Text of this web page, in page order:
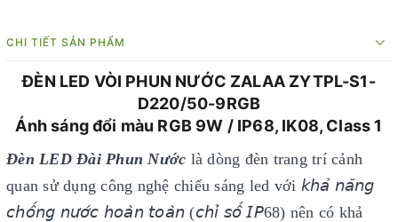
CHI TIẾT SẢN PHẨM
ĐÈN LED VÒI PHUN NƯỚC ZALAA ZYTPL-S1-
D220/50-9RGB
Ánh sáng đổi màu RGB 9W / IP68, IK08, Class 1
Đèn LED Đài Phun Nước là dòng đèn trang trí cảnh
quan sử dụng công nghệ chiếu sáng led với 𝘬𝘩𝘢̉ 𝘯𝘢̆𝘯𝘨
𝘤𝘩𝘰̂́𝘯𝘨 𝘯𝘶̛𝘰̛́𝘤 𝘩𝘰𝘢̀𝘯 𝘵𝘰𝘢̀𝘯 (𝘤𝘩𝘪̉ 𝘴𝘰̂́ 𝘐𝘗68) nên có khả